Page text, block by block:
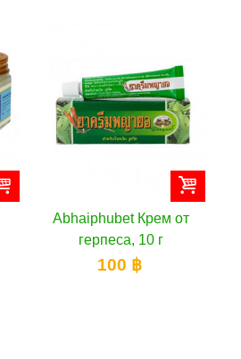
Poy-Sian Ингалятор от
простуды, 6 шт
250 ฿